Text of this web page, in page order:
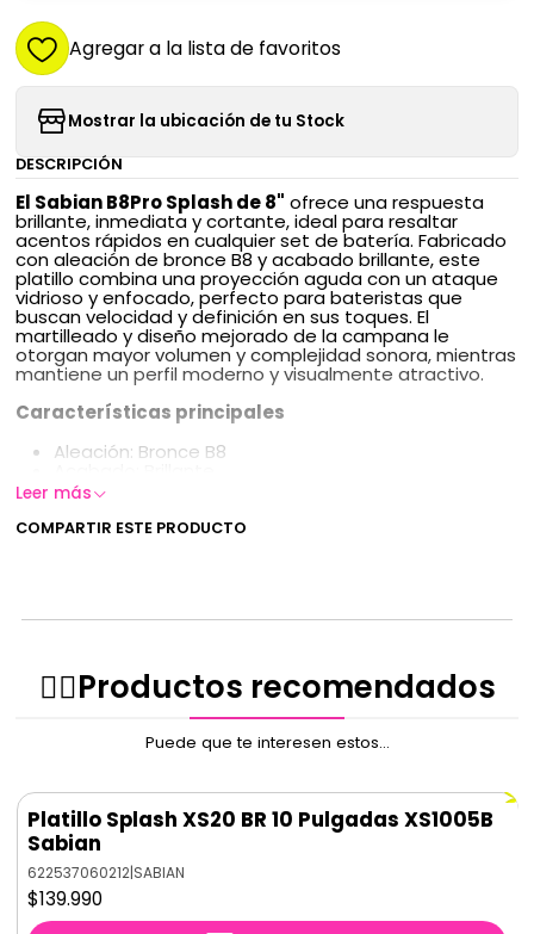
Agregar a la lista de favoritos
Mostrar la ubicación de tu Stock
DESCRIPCIÓN
El Sabian B8Pro Splash de 8" ofrece una respuesta
brillante, inmediata y cortante, ideal para resaltar
acentos rápidos en cualquier set de batería. Fabricado
con aleación de bronce B8 y acabado brillante, este
platillo combina una proyección aguda con un ataque
vidrioso y enfocado, perfecto para bateristas que
buscan velocidad y definición en sus toques. El
martilleado y diseño mejorado de la campana le
otorgan mayor volumen y complejidad sonora, mientras
mantiene un perfil moderno y visualmente atractivo.
Características principales
Aleación: Bronce B8
Tamaño: 8 pulgadas
Respuesta: Instantánea y cortante, con sonido
Leer más
COMPARTIR ESTE PRODUCTO
✌🏻️Productos recomendados
Puede que te interesen estos...
Platillo Splash XS20 BR 10 Pulgadas XS1005B
Sabian
622537060212|SABIAN
$139.990